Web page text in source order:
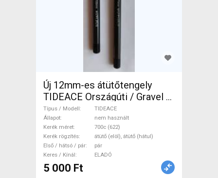
Új 12mm-es átütőtengely
TIDEACE Országúti / Gravel /
Triatlon Alkatrész, Országúti
Kerék / Felni / Gumi 700c
(622) nem használt ELADÓ
Típus / Modell
TIDEACE
Állapot
nem használt
Kerék méret
700c (622)
Kerék rögzítés
átütő (elöl), átütő (hátul)
Első / hátsó / pár
pár
Keres / Kínál
ELADÓ
5 000 Ft